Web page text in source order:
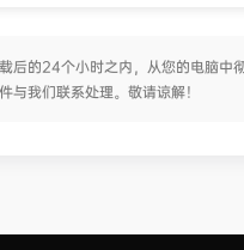
后的24个小时之内，从您的电脑中
我们联系处理。敬请谅解！